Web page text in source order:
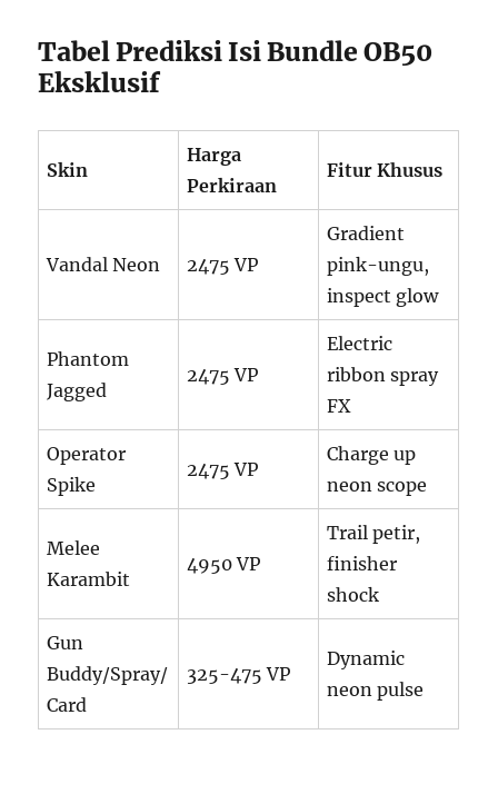
Tabel Prediksi Isi Bundle OB50
Eksklusif
Skin
Harga
Perkiraan
Fitur Khusus
Vandal Neon 2475 VP
Gradient
pink-ungu,
inspect glow
Phantom
Jagged
2475 VP
Electric
ribbon spray
FX
Operator
Spike
2475 VP
Charge up
neon scope
Melee
Karambit
4950 VP
Trail petir,
finisher
shock
Gun
Buddy/Spray/
Card
325-475 VP
Dynamic
neon pulse